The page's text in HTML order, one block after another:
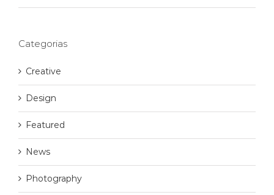
Categorias
Creative
Design
Featured
News
Photography